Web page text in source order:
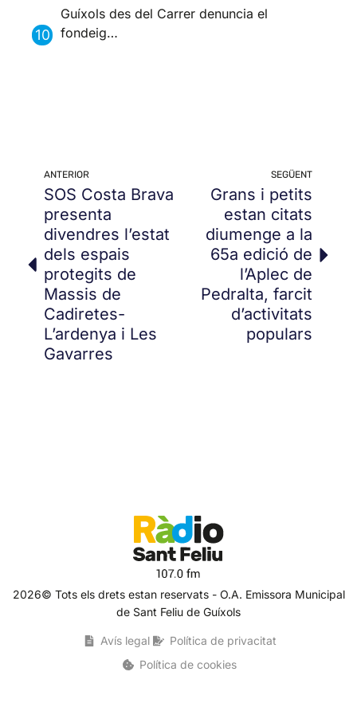
Guíxols des del Carrer denuncia el
fondeig…
ANTERIOR
SOS Costa Brava
presenta
divendres l’estat
dels espais
protegits de
Massis de
Cadiretes-
L’ardenya i Les
Gavarres
SEGÜENT
Grans i petits
estan citats
diumenge a la
65a edició de
l’Aplec de
Pedralta, farcit
d’activitats
populars
2026© Tots els drets estan reservats - O.A. Emissora Municipal
de Sant Feliu de Guíxols
Avís legal
Política de privacitat
Política de cookies